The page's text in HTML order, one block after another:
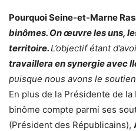
Pourquoi Seine-et-Marne
binômes. On œuvre les uns,
territoire.L’objectif étant
travaillera en synergie avec
puisque nous avons le
En plus de la Présidente de
binôme compte parmi ses
(Président des Républicains),